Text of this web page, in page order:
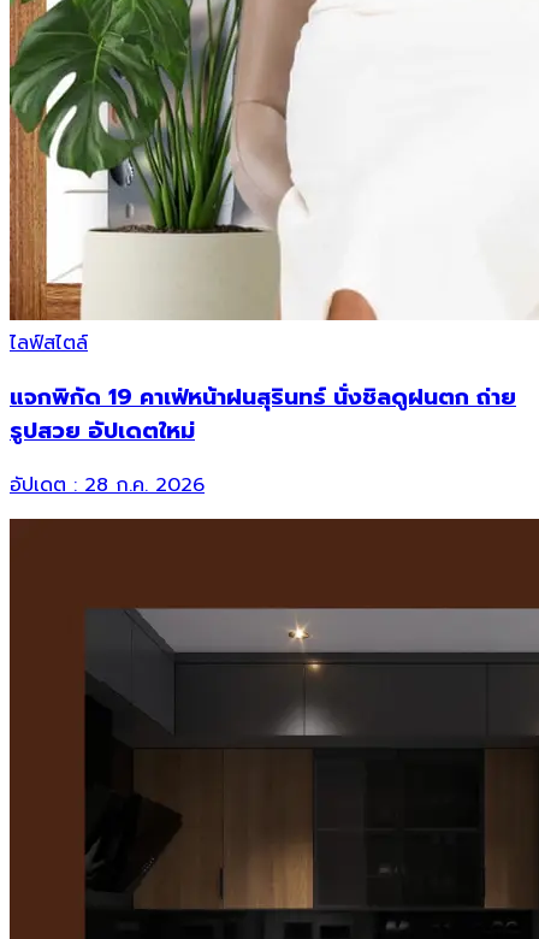
ไลฟ์สไตล์
แจกพิกัด 19 คาเฟ่หน้าฝนสุรินทร์ นั่งชิลดูฝนตก ถ่าย
รูปสวย อัปเดตใหม่
อัปเดต :28 ก.ค. 2026